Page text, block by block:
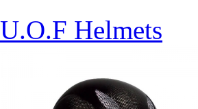
U.O.F Helmets